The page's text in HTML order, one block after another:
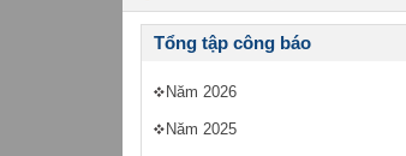
Tổng tập công báo
Năm 2026
Năm 2025